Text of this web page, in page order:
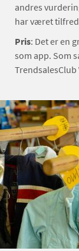
andres
har været
Pris: Det er en
som app. Som
TrendsalesClub